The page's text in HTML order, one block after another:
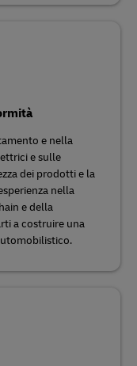
e nella
e sulle
dei prodotti e la
nella
e della
a costruire una